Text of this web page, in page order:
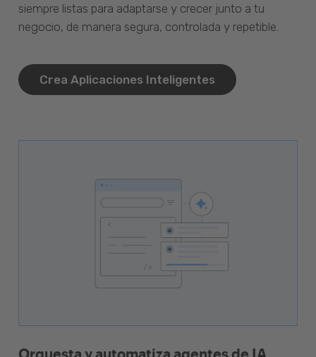
siempre listas para adaptarse y crecer junto a tu
negocio, de manera segura, controlada y repetible.
Crea Aplicaciones Inteligentes
Orquesta y automatiza agentes de IA